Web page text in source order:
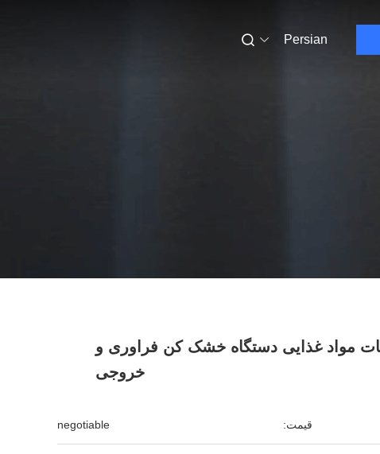
Persian
مواد غذایی دستگاه خشک کن فراوری و
خروجی
قیمت: negotiable